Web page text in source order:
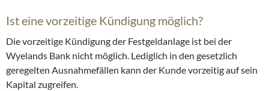
Ist eine vorzeitige Kündigung möglich?
Die vorzeitige Kündigung der Festgeldanlage ist bei der
Wyelands Bank nicht möglich. Lediglich in den gesetzlich
geregelten Ausnahmefällen kann der Kunde vorzeitig auf sein
Kapital zugreifen.